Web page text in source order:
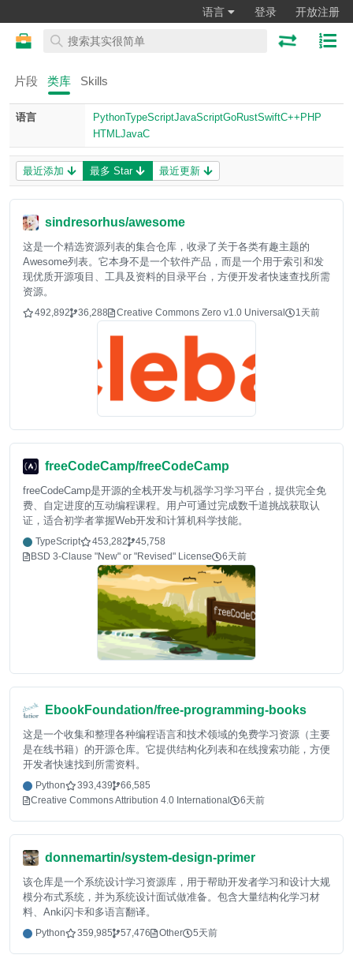
语言 登录 开放注册
片段 类库 Skills
语言 PythonTypeScriptJavaScriptGoRustSwiftC++ PHP
HTMLJavaC
最近添加 最多 Star 最近更新
sindresorhus/awesome
这是一个精选资源列表的集合仓库，收录了关于各类有趣主题的
Awesome列表。它本身不是一个软件产品，而是一个用于索引和发
现优质开源项目、工具及资料的目录平台，方便开发者快速查找所需
资源。
492,892 36,288 Creative Commons Zero v1.0 Universal 1天前
freeCodeCamp/freeCodeCamp
freeCodeCamp是开源的全栈开发与机器学习学习平台，提供完全免
费、自定进度的互动编程课程。用户可通过完成数千道挑战获取认
证，适合初学者掌握Web开发和计算机科学技能。
TypeScript 453,282
45,758
BSD 3-Clause "New" or "Revised" License
6天前
EbookFoundation/free-programming-books
这是一个收集和整理各种编程语言和技术领域的免费学习资源（主要
是在线书籍）的开源仓库。它提供结构化列表和在线搜索功能，方便
开发者快速找到所需资料。
Python 393,439
66,585
Creative Commons Attribution 4.0 International
6天前
donnemartin/system-design-primer
该仓库是一个系统设计学习资源库，用于帮助开发者学习和设计大规
模分布式系统，并为系统设计面试做准备。包含大量结构化学习材
料、Anki闪卡和多语言翻译。
Python 359,985 57,476 Other 5天前